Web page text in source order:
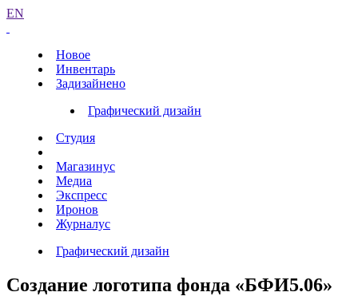
EN
Новое
Инвентарь
Задизайнено
Графический дизайн
Студия
Магазинус
Медиа
Экспресс
Иронов
Журналус
Графический дизайн
Создание логотипа фонда «БФИ5.06»